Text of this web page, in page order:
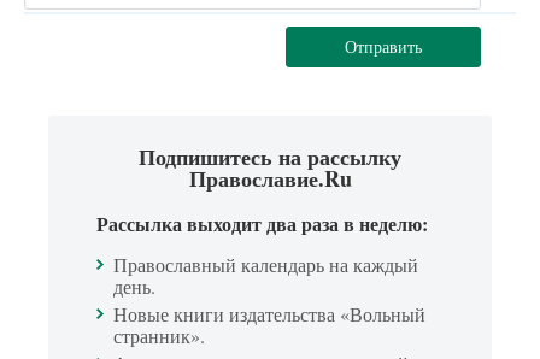
Отправить
Подпишитесь на рассылку
Православие.Ru
Рассылка выходит два раза в неделю:
Православный календарь на каждый
день.
Новые книги издательства «Вольный
странник».